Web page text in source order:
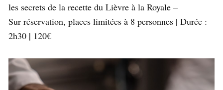
les secrets de la recette du Lièvre à la Royale –
Sur réservation, places limitées à 8 personnes | Durée :
2h30 | 120€